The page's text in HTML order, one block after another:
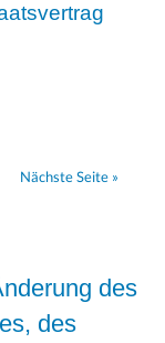
Nächste Seite »
des
des